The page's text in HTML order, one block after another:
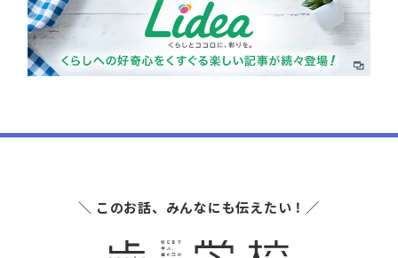
＼ このお話、みんなにも伝えたい！／